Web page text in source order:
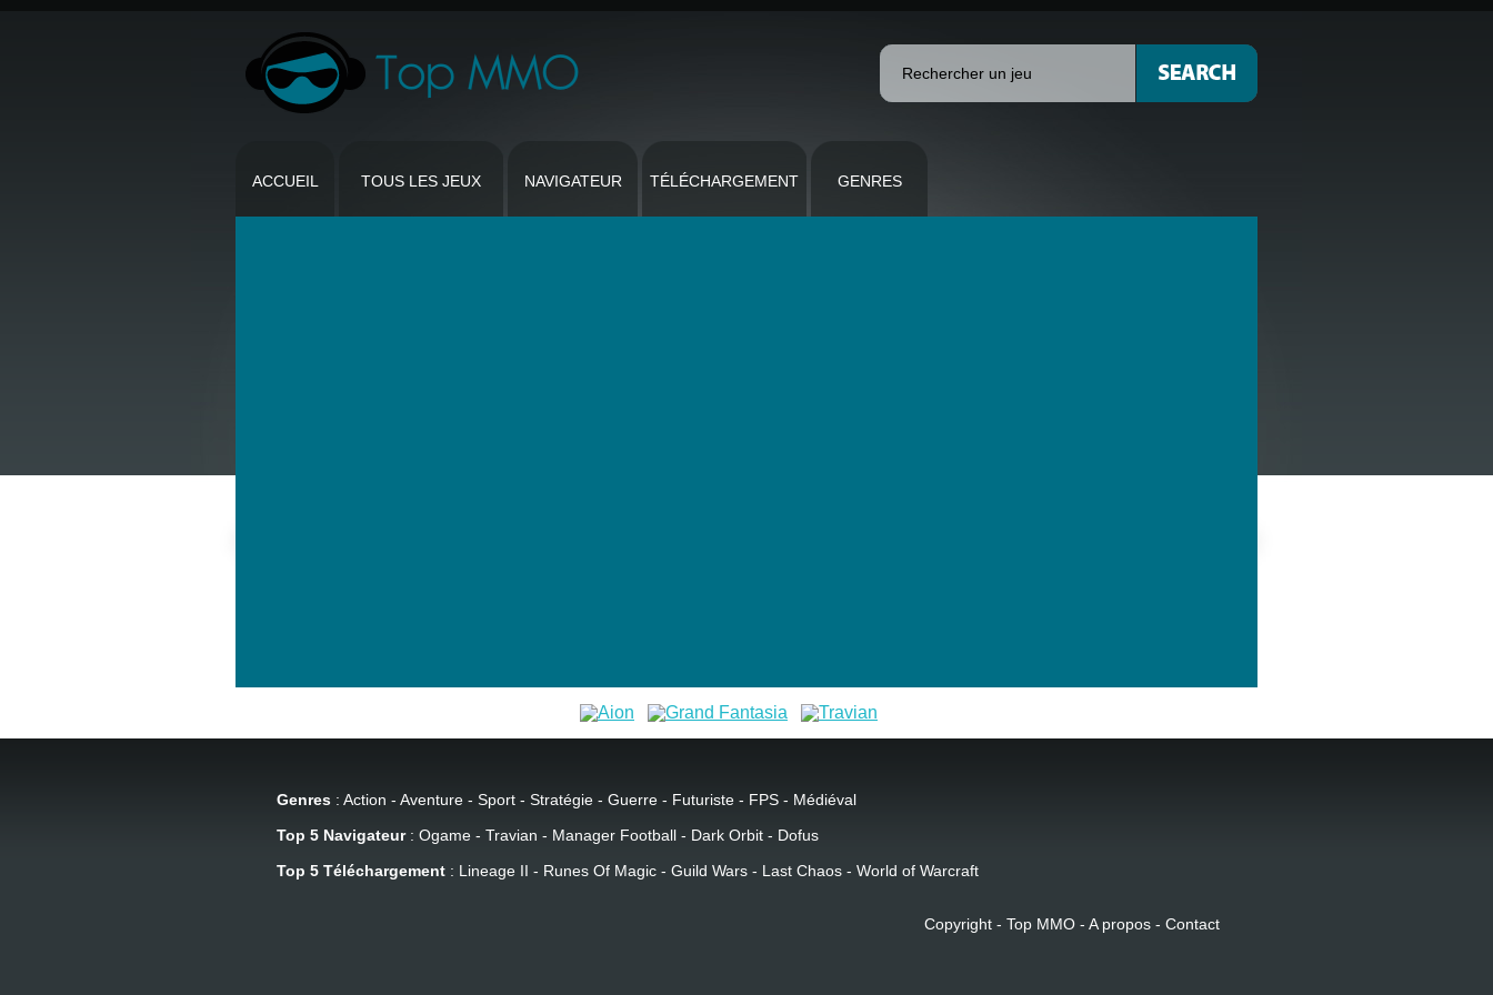
ACCUEIL TOUS LES JEUX NAVIGATEUR TÉLÉCHARGEMENT GENRES
Genres : Action - Aventure - Sport - Stratégie - Guerre - Futuriste - FPS - Médiéval
Top 5 Navigateur: Ogame - Travian - Manager Football - Dark Orbit - Dofus
Top 5 Téléchargement : Lineage II - Runes Of Magic - Guild Wars - Last Chaos - World of Warcraft
Copyright - Top MMO - A propos - Contact